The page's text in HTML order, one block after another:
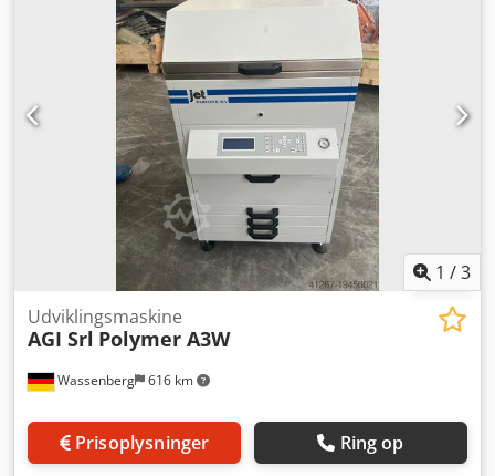
og nem isætning på vakuumtromlen. Tekniske data (fra
sælgers dossier) • Model: Esko CDI Spark 2420 — Optics 7.5
• Maks. pladestørrelse: 609 × 508 mm (24″ × 20″) Chedpfx
Acow Tc Tfj Aoa • Strømforsyning: 220–240 V, 1/N/PE, 6 A,
50/60 Hz • Maskinens dimensioner (B×D×H): 1160 × 700 ×
1050 mm | Vægt: ~320 kg • Serienummer: 107199 | År:
2013 • Udstyr/Funktioner: EasyClamp vakuumtromle-
indsætning Stand & besigtigelse • Fra virksomhedslukning;
maskinerne var i aktiv brug frem til lukning og kan
besigtiges i drift efter aftale.
1 /3
Wassenberg 616 km
Udviklingsmaskine
AGI Srl Polymer A3W
Prisoplysninger Ring op